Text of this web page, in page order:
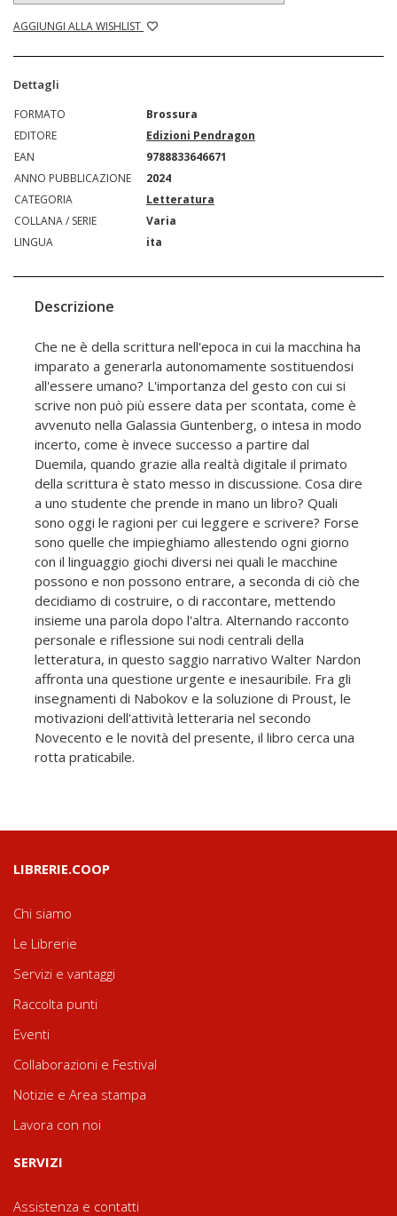
AGGIUNGI ALLA WISHLIST
Dettagli
FORMATO
Brossura
EDITORE
Edizioni Pendragon
EAN
9788833646671
ANNO PUBBLICAZIONE
2024
CATEGORIA
Letteratura
COLLANA / SERIE
Varia
LINGUA
ita
Descrizione
Che ne è della scrittura nell'epoca in cui la macchina ha
imparato a generarla autonomamente sostituendosi
all'essere umano? L'importanza del gesto con cui si
scrive non può più essere data per scontata, come è
avvenuto nella Galassia Guntenberg, o intesa in modo
incerto, come è invece successo a partire dal
Duemila, quando grazie alla realtà digitale il primato
della scrittura è stato messo in discussione. Cosa dire
a uno studente che prende in mano un libro? Quali
sono oggi le ragioni per cui leggere e scrivere? Forse
sono quelle che impieghiamo allestendo ogni giorno
con il linguaggio giochi diversi nei quali le macchine
possono e non possono entrare, a seconda di ciò che
decidiamo di costruire, o di raccontare, mettendo
insieme una parola dopo l'altra. Alternando racconto
personale e riflessione sui nodi centrali della
letteratura, in questo saggio narrativo Walter Nardon
affronta una questione urgente e inesauribile. Fra gli
insegnamenti di Nabokov e la soluzione di Proust, le
motivazioni dell'attività letteraria nel secondo
Novecento e le novità del presente, il libro cerca una
rotta praticabile.
LIBRERIE.COOP
Chi siamo
Le Librerie
Servizi e vantaggi
Raccolta punti
Eventi
Collaborazioni e Festival
Notizie e Area stampa
Lavora con noi
SERVIZI
Assistenza e contatti